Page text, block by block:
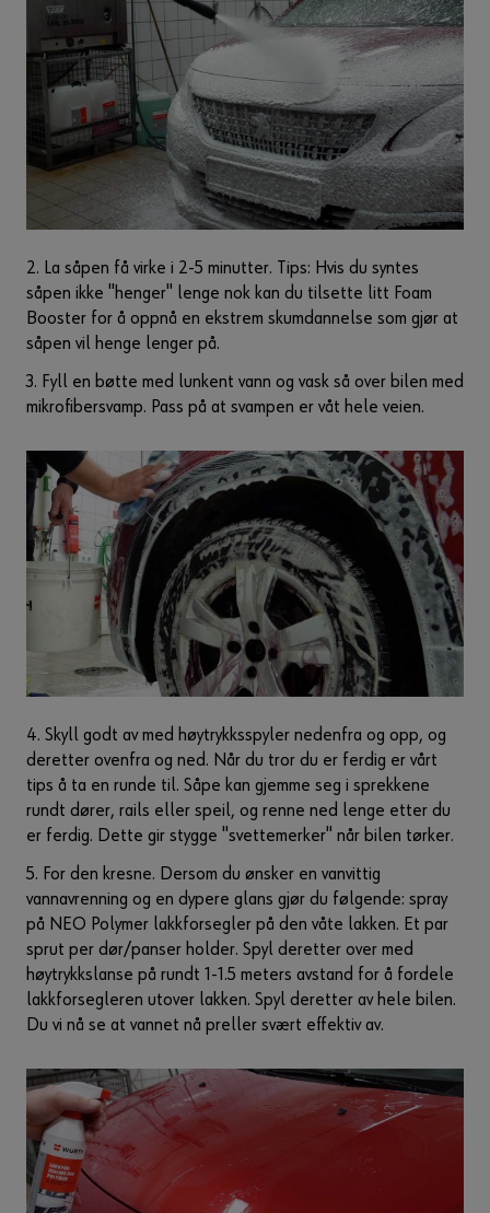
2. La såpen få virke i 2-5 minutter. Tips: Hvis du syntes
såpen ikke "henger" lenge nok kan du tilsette litt Foam
Booster for å oppnå en ekstrem skumdannelse som gjør at
såpen vil henge lenger på.
3. Fyll en bøtte med lunkent vann og vask så over bilen med
mikrofibersvamp. Pass på at svampen er våt hele veien.
4. Skyll godt av med høytrykksspyler nedenfra og opp, og
deretter ovenfra og ned. Når du tror du er ferdig er vårt
tips å ta en runde til. Såpe kan gjemme seg i sprekkene
rundt dører, rails eller speil, og renne ned lenge etter du
er ferdig. Dette gir stygge "svettemerker" når bilen tørker.
5. For den kresne. Dersom du ønsker en vanvittig
vannavrenning og en dypere glans gjør du følgende: spray
på NEO Polymer lakkforsegler på den våte lakken. Et par
sprut per dør/panser holder. Spyl deretter over med
høytrykkslanse på rundt 1-1.5 meters avstand for å fordele
lakkforsegleren utover lakken. Spyl deretter av hele bilen.
Du vi nå se at vannet nå preller svært effektiv av.